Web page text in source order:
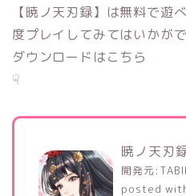
【暁ノ天刃録】は無料で遊
度プレイしてみてはいかが
ダウンロードはこちら
☟
暁ノ天刃
開発元:
posted